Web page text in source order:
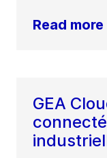
Read more
GEA